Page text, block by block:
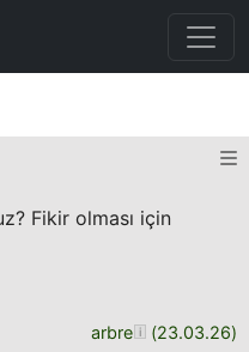
Fikir olması için
arbre (23.03.26)